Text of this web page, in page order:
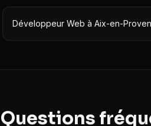
Développeur Web à Aix-en-
Questions